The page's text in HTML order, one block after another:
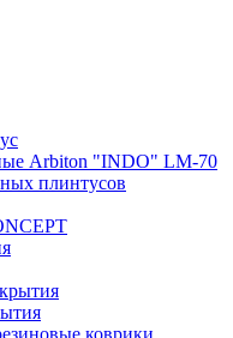
Arbiton "INDO" LM-70
плинтусов
коврики